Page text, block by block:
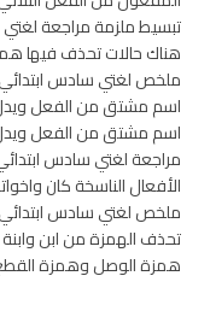
تبسيط ملزمة مراجعة
هناك حالات تحذف فيها
ملخص لغتي سادس ابتدائي PDF
اسم مشتق من الفعل
اسم مشتق من الفعل
مراجعة لغتي سادس ابتدائي
الأفعال الناسخة كان
ملخص لغتي سادس ابتدائي
تحذف الهمزة من ابن وابنة
همزة الوصل وهمزة القطع